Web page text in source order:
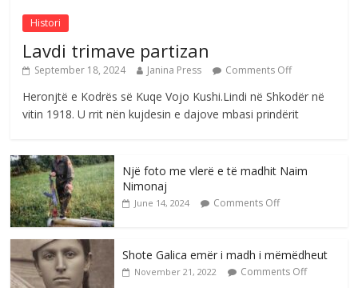
Histori
Lavdi trimave partizan
September 18, 2024 Janina Press Comments Off
Heronjtë e Kodrës së Kuqe Vojo Kushi.Lindi në Shkodër në
vitin 1918. U rrit nën kujdesin e dajove mbasi prindërit
Një foto me vlerë e të madhit Naim
Nimonaj
June 14, 2024 Comments Off
Shote Galica emër i madh i mëmëdheut
November 21, 2022 Comments Off